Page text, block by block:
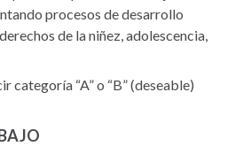
procesos de desarrollo
de la niñez, adolescencia,
categoría “A” o “B” (deseable)